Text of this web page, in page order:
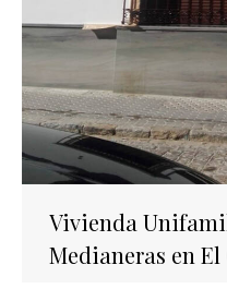
Vivienda
Medianeras en